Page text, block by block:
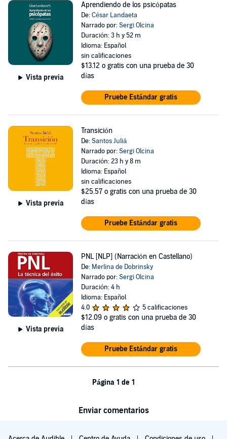
Vista previa
Aprendiendo de los psicópatas
De:César Landaeta
Narrado por:Sergi Olcina
Duración: 3 h y 52 m
Idioma: Español
sin calificaciones
$13.12 o gratis con una prueba de 30
días
Pruebe Estándar gratis
Vista previa
Transición
De:Santos Juliá
Narrado por:Sergi Olcina
Duración: 23 h y 8 m
Idioma: Español
sin calificaciones
$25.57 o gratis con una prueba de 30
días
Pruebe Estándar gratis
Vista previa
PNL [NLP] (Narración en Castellano)
De: Merlina de Dobrinsky
Narrado por:Sergi Olcina
Duración: 4 h
Idioma: Español
4.0
5 calificaciones
$12.09 o gratis con una prueba de 30
días
Pruebe Estándar gratis
Página 1 de 1
Enviar comentarios